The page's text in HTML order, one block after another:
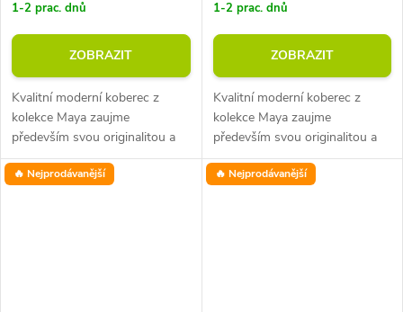
1-2 prac. dnů
ZOBRAZIT
Kvalitní moderní koberec z
kolekce Maya zaujme
především svou originalitou a
příjemnými materiály. Výška
vlasu je 8 mm při průměrné
1-2 prac. dnů
ZOBRAZIT
Kvalitní moderní koberec z
kolekce Maya zaujme
především svou originalitou a
příjemnými materiály. Výška
vlasu je 8 mm při průměrné
🔥 Nejprodávanější 🔥 Nejprodávanější